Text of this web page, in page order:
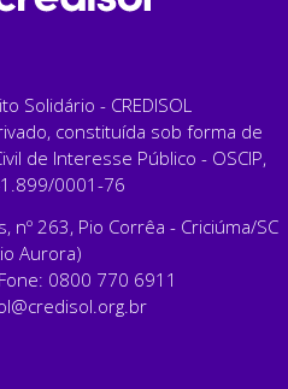
Solidário - CREDISOL
constituída sob forma de
de Interesse Público - OSCIP,
0001-76
nº 263, Pio Corrêa - Criciúma/SC
Aurora)
0800 770 6911